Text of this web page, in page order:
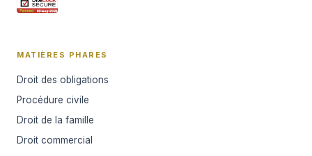
MATIÈRES PHARES
Droit des obligations
Procédure civile
Droit de la famille
Droit commercial